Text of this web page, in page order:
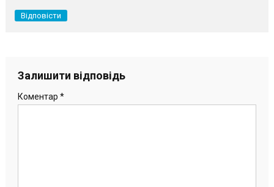
Відповісти
Залишити відповідь
Коментар *